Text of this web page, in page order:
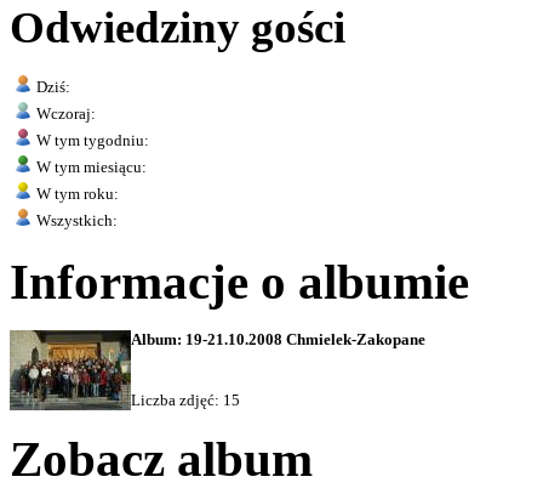
Odwiedziny gości
Dziś:
Wczoraj:
W tym tygodniu:
W tym miesiącu:
W tym roku:
Wszystkich:
Informacje o albumie
Album: 19-21.10.2008 Chmielek-Zakopane
Liczba zdjęć: 15
Zobacz album